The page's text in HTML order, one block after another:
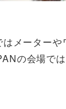
メーター
の会場で